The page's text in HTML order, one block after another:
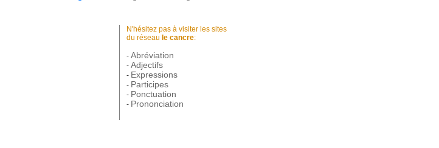
N'hésitez pas à visiter les sites
du réseau le cancre:
- Abréviation
- Adjectifs
- Expressions
- Participes
- Ponctuation
- Prononciation